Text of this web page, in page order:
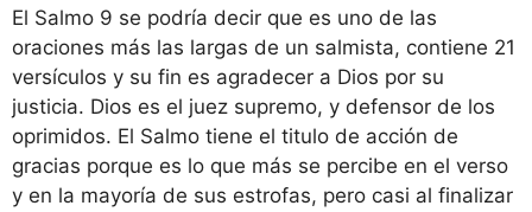
El Salmo 9 se podría decir que es uno de las
oraciones más las largas de un salmista, contiene 21
versículos y su fin es agradecer a Dios por su
justicia. Dios es el juez supremo, y defensor de los
oprimidos. El Salmo tiene el titulo de acción de
gracias porque es lo que más se percibe en el verso
y en la mayoría de sus estrofas, pero casi al finalizar